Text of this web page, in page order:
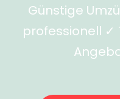
Günstige
professionell ✓